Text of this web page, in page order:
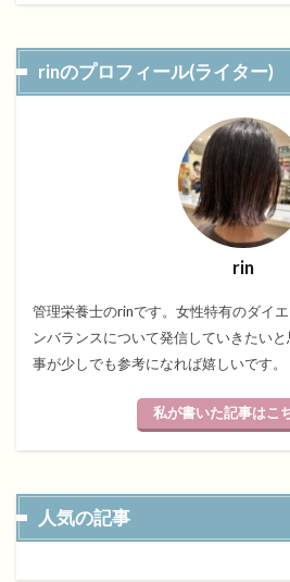
rinのプロフィール(ライター)
rin
管理栄養士のrinです。女性特有のダイ
ンバランスについて発信していきたい
事が少しでも参考になれば嬉しいです。
私が書いた記事はこ
人気の記事